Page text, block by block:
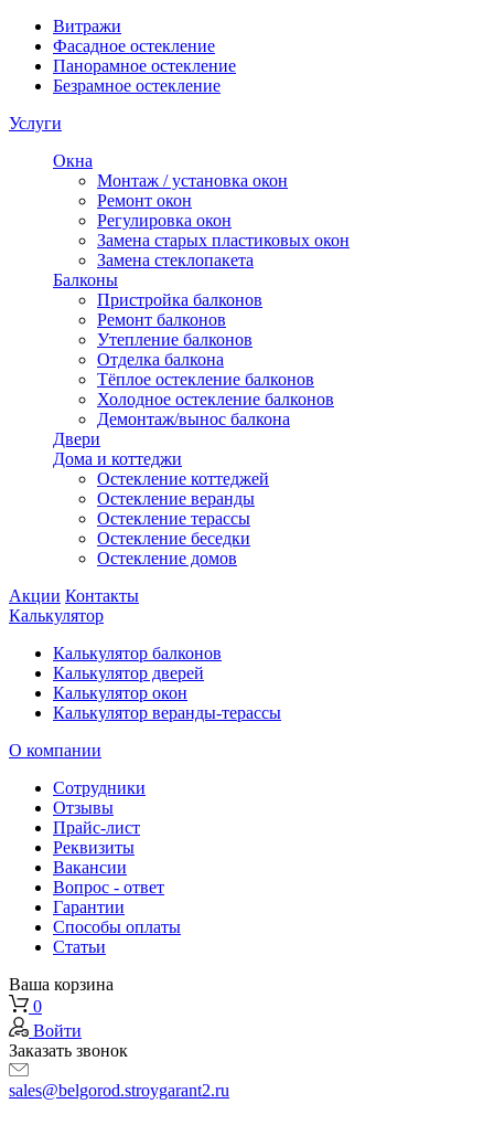
Витражи
Фасадное остекление
Панорамное остекление
Безрамное остекление
Услуги
Окна
Монтаж / установка окон
Ремонт окон
Регулировка окон
Замена старых пластиковых окон
Замена стеклопакета
Балконы
Пристройка балконов
Ремонт балконов
Утепление балконов
Отделка балкона
Тёплое остекление балконов
Холодное остекление балконов
Демонтаж/вынос балкона
Двери
Дома и коттеджи
Остекление коттеджей
Остекление веранды
Остекление терассы
Остекление беседки
Остекление домов
Акции Контакты
Калькулятор
Калькулятор балконов
Калькулятор дверей
Калькулятор окон
Калькулятор веранды-терассы
О компании
Сотрудники
Отзывы
Прайс-лист
Реквизиты
Вакансии
Вопрос - ответ
Гарантии
Способы оплаты
Статьи
Ваша корзина
0
Войти
Заказать звонок
sales@belgorod.stroygarant2.ru